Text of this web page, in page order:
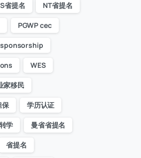
省提名 NT省提名
PGWP cec
sponsorship
WES
家移民
保 学历认证
学 曼省省提名
省提名